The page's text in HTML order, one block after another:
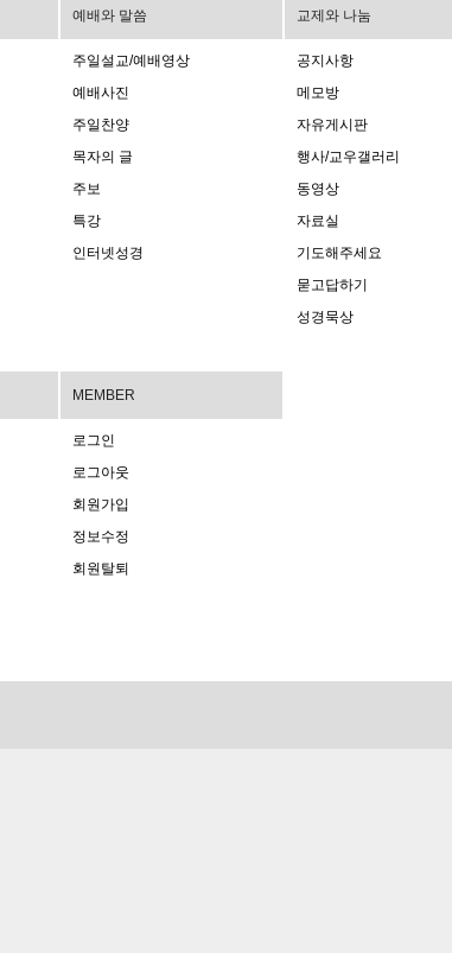
예배와 말씀
주일설교/예배영상
예배사진
주일찬양
목자의 글
주보
특강
인터넷성경
교제와 나눔
공지사항
메모방
자유게시판
행사/교우갤러리
동영상
자료실
기도해주세요
묻고답하기
성경묵상
MEMBER
로그인
로그아웃
회원가입
정보수정
회원탈퇴